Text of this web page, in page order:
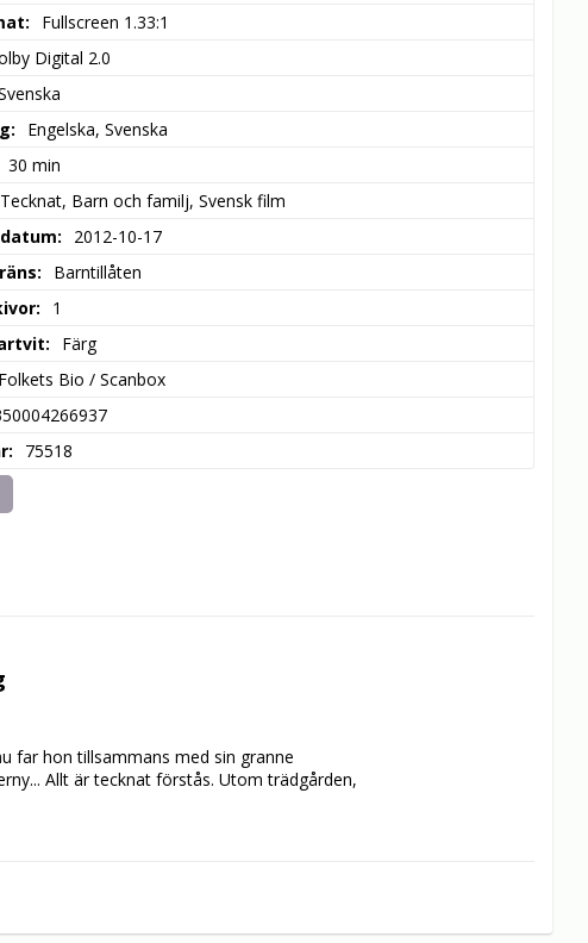
Fullscreen 1.33:1
Digital 2.0
Engelska, Svenska
30 min
Tecknat, Barn och familj, Svensk film
2012-10-17
Barntillåten
1
Färg
Folkets Bio / Scanbox
75518
far hon tillsammans med sin granne
Allt är tecknat förstås. Utom trädgården,